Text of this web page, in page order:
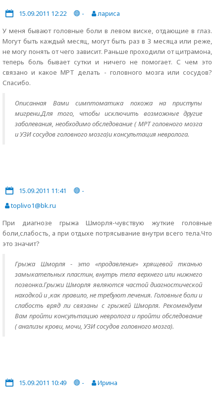
15.09.2011 12:22 -
лариса
У меня бывают головные боли в левом виске, отдающие в глаз.
Могут быть каждый месяц, могут быть раз в 3 месяца или реже,
не могу понять от чего зависит. Раньше проходили от цитрамона,
теперь боль бывает сутки и ничего не помогает. С чем это
связано и какое МРТ делать - головного мозга или сосудов?
Спасибо.
Описанная Вами симптоматика похожа на приступы
мигрени.Для того, чтобы исключить возможные другие
заболевания, необходимо обследование ( МРТ головного мозга
и УЗИ сосудов головного мозга)и консультация невролога.
15.09.2011 11:41
-
toplivo1@bk.ru
При диагнозе грыжа Шморля-чувствую жуткие головные
боли,слабость, а при отдыхе потрясывание внутри всего тела.Что
это значит?
Грыжа Шморля - это «продавление» хрящевой тканью
замыкательных пластин, внутрь тела верхнего или нижнего
позвонка.Грыжи Шморля являются частой диагностической
находкой и ,как правило, не требуют лечения. Головные боли и
слабость вряд ли связаны с грыжей Шморля. Рекомендуем
Вам пройти консультацию невролога и пройти обследование
( анализы крови, мочи, УЗИ сосудов головного мозга).
15.09.2011 10:49 -
Ирина